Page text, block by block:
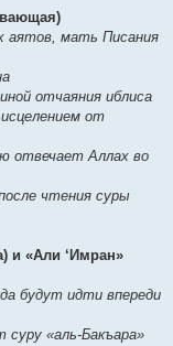
аятов, мать Писания
отчаяния иблиса
от
отвечает Аллах во
чтения суры
и «Али ‘Имран»
будут идти впереди
«аль-Бакъара»